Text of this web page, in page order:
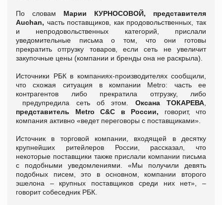
По словам Марии КУРНОСОВОЙ, представителя
Auchan, часть поставщиков, как продовольственных, так
и непродовольственных категорий, прислали
уведомительные письма о том, что они готовы
прекратить отгрузку товаров, если сеть не увеличит
закупочные цены (компании и бренды она не раскрыла).
Источники РБК в компаниях-производителях сообщили,
что схожая ситуация в компании Metro: часть ее
контрагентов либо прекратила отгрузку, либо
предупредила сеть об этом. Оксана ТОКАРЕВА
представитель Metro C&C в России, говорит, что
компания активно «ведет переговоры с поставщиками».
Источник в торговой компании, входящей в десятку
крупнейших ритейлеров России, рассказал, что
некоторые поставщики также прислали компании письма
с подобными уведомлениями. «Мы получили девять
подобных писем, это в основном, компании второго
эшелона – крупных поставщиков среди них нет», –
говорит собеседник РБК.